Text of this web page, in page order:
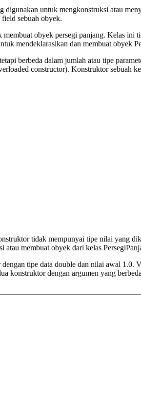
untuk mengkonstruksi atau
sebuah obyek.
obyek persegi panjang. Kelas ini
mendeklarasikan dan membuat obyek
berbeda dalam jumlah atau tipe
constructor). Konstruktor sebuah
tidak mempunyai tipe nilai yang
membuat obyek dari kelas
tipe data double dan nilai awal
konstruktor dengan argumen yang